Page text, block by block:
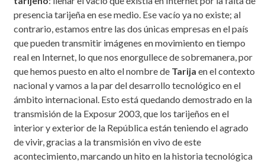
presencia tarijeña en ese medio. Ese vacío ya no existe; al
contrario, estamos entre las dos únicas empresas en el país
que pueden transmitir imágenes en movimiento en tiempo
real en Internet, lo que nos enorgullece de sobremanera, por
que hemos puesto en alto el nombre de Tarija en el contexto
nacional y vamos a la par del desarrollo tecnológico en el
ámbito internacional. Esto está quedando demostrado en la
transmisión de la Exposur 2003, que los tarijeños en el
interior y exterior de la República están teniendo el agrado
de vivir, gracias a la transmisión en vivo de este
acontecimiento, marcando un hito en la historia tecnológica